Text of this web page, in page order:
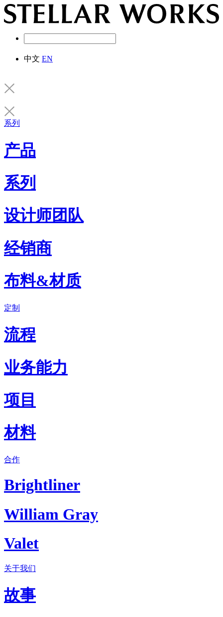
中文 EN
系列
产品
系列
设计师团队
经销商
布料&材质
定制
流程
业务能力
项目
材料
合作
Brightliner
William Gray
Valet
关于我们
故事